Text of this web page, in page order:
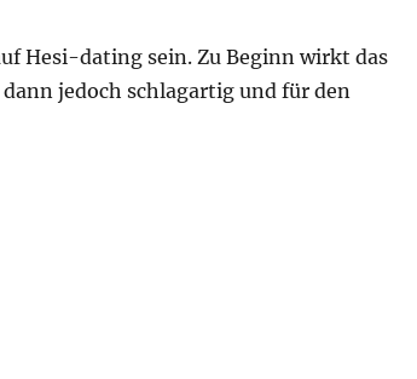
Hesi-dating sein. Zu Beginn wirkt das
jedoch schlagartig und für den